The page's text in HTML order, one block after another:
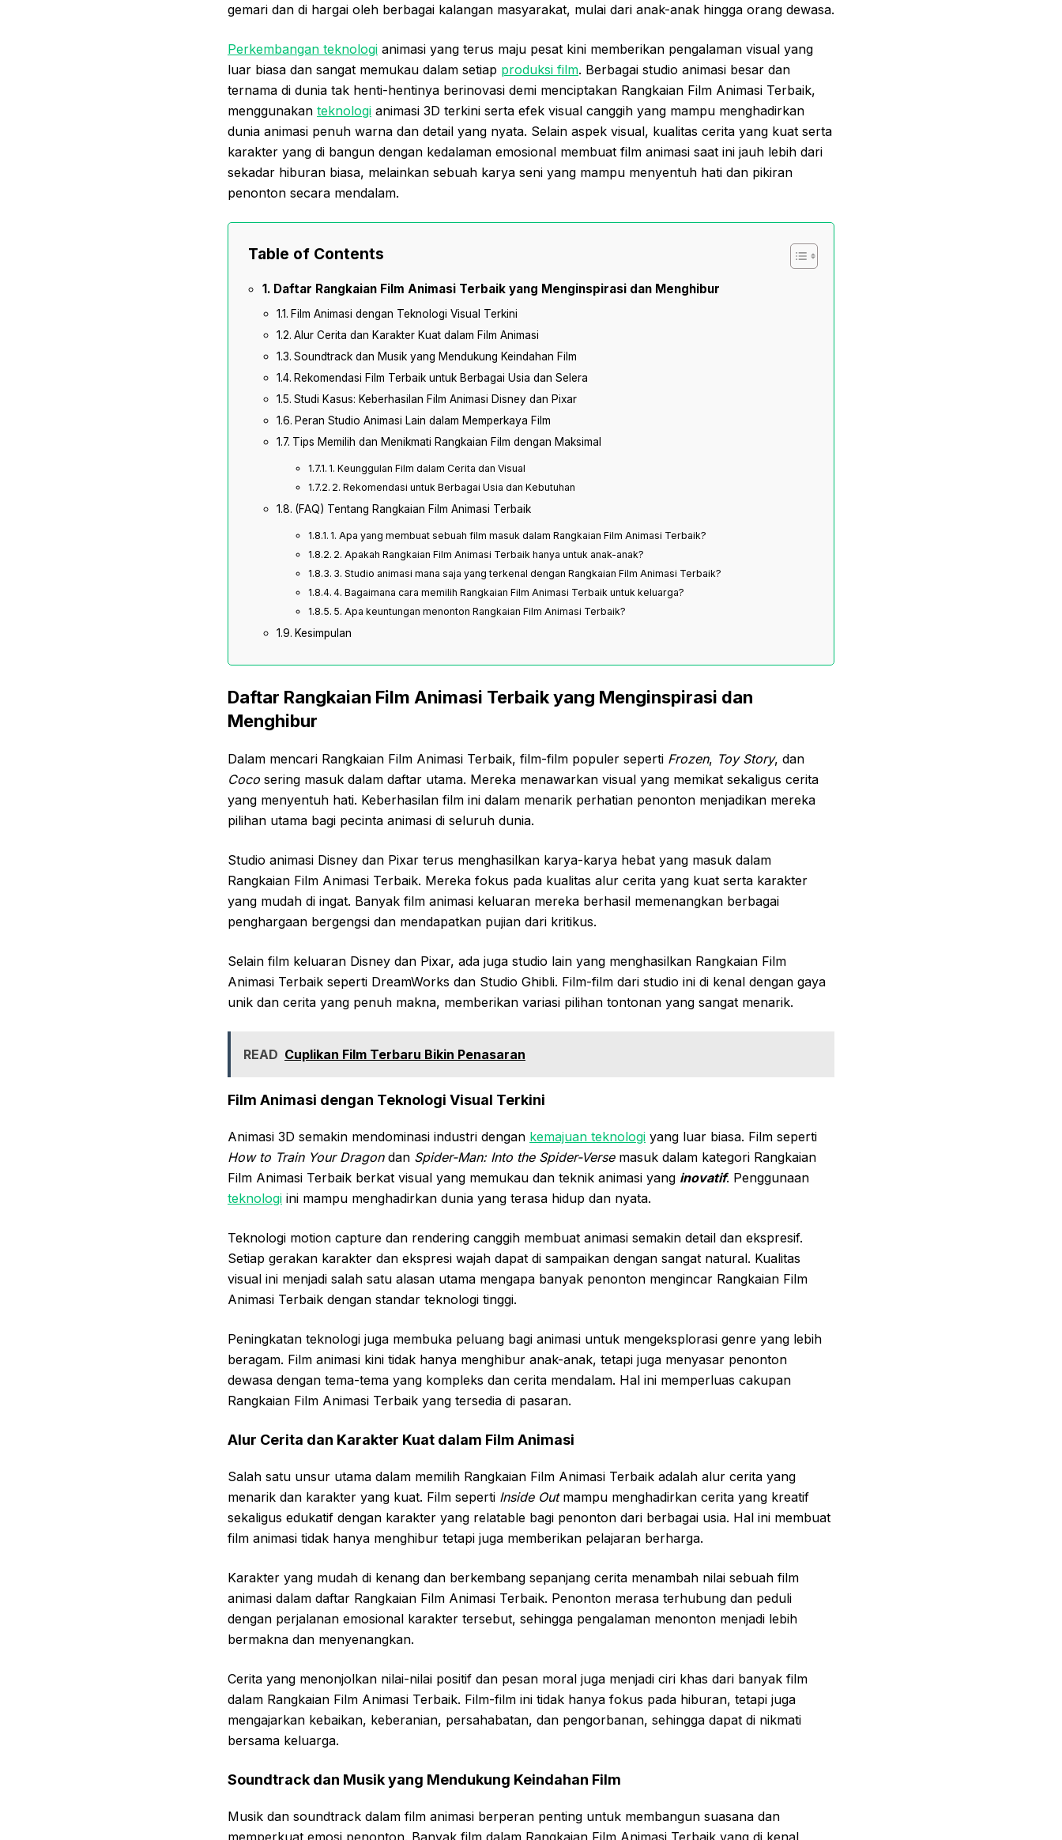
gemari dan di hargai oleh berbagai kalangan masyarakat, mulai dari anak-anak hingga orang dewasa.
Perkembangan teknologi animasi yang terus maju pesat kini memberikan pengalaman visual yang
luar biasa dan sangat memukau dalam setiap produksi film. Berbagai studio animasi besar dan
ternama di dunia tak henti-hentinya berinovasi demi menciptakan Rangkaian Film Animasi Terbaik,
menggunakan teknologi animasi 3D terkini serta efek visual canggih yang mampu menghadirkan
dunia animasi penuh warna dan detail yang nyata. Selain aspek visual, kualitas cerita yang kuat serta
karakter yang di bangun dengan kedalaman emosional membuat film animasi saat ini jauh lebih dari
sekadar hiburan biasa, melainkan sebuah karya seni yang mampu menyentuh hati dan pikiran
penonton secara mendalam.
Table of Contents
Daftar Rangkaian Film Animasi Terbaik yang Menginspirasi dan Menghibur
Film Animasi dengan Teknologi Visual Terkini
Alur Cerita dan Karakter Kuat dalam Film Animasi
Soundtrack dan Musik yang Mendukung Keindahan Film
Rekomendasi Film Terbaik untuk Berbagai Usia dan Selera
Studi Kasus: Keberhasilan Film Animasi Disney dan Pixar
Peran Studio Animasi Lain dalam Memperkaya Film
Tips Memilih dan Menikmati Rangkaian Film dengan Maksimal
1. Keunggulan Film dalam Cerita dan Visual
2. Rekomendasi untuk Berbagai Usia dan Kebutuhan
(FAQ) Tentang Rangkaian Film Animasi Terbaik
1. Apa yang membuat sebuah film masuk dalam Rangkaian Film Animasi Terbaik?
2. Apakah Rangkaian Film Animasi Terbaik hanya untuk anak-anak?
3. Studio animasi mana saja yang terkenal dengan Rangkaian Film Animasi Terbaik?
4. Bagaimana cara memilih Rangkaian Film Animasi Terbaik untuk keluarga?
5. Apa keuntungan menonton Rangkaian Film Animasi Terbaik?
Kesimpulan
Daftar Rangkaian Film Animasi Terbaik yang Menginspirasi dan
Menghibur
Dalam mencari Rangkaian Film Animasi Terbaik, film-film populer seperti Frozen, Toy Story, dan
Coco sering masuk dalam daftar utama. Mereka menawarkan visual yang memikat sekaligus cerita
yang menyentuh hati. Keberhasilan film ini dalam menarik perhatian penonton menjadikan mereka
pilihan utama bagi pecinta animasi di seluruh dunia.
Studio animasi Disney dan Pixar terus menghasilkan karya-karya hebat yang masuk dalam
Rangkaian Film Animasi Terbaik. Mereka fokus pada kualitas alur cerita yang kuat serta karakter
yang mudah di ingat. Banyak film animasi keluaran mereka berhasil memenangkan berbagai
penghargaan bergengsi dan mendapatkan pujian dari kritikus.
Selain film keluaran Disney dan Pixar, ada juga studio lain yang menghasilkan Rangkaian Film
Animasi Terbaik seperti DreamWorks dan Studio Ghibli. Film-film dari studio ini di kenal dengan gaya
unik dan cerita yang penuh makna, memberikan variasi pilihan tontonan yang sangat menarik.
READ Cuplikan Film Terbaru Bikin Penasaran
Film Animasi dengan Teknologi Visual Terkini
Animasi 3D semakin mendominasi industri dengan kemajuan teknologi yang luar biasa. Film seperti
How to Train Your Dragondan Spider-Man: Into the Spider-Versemasuk dalam kategori Rangkaian
Film Animasi Terbaik berkat visual yang memukau dan teknik animasi yang inovatif. Penggunaan
teknologi ini mampu menghadirkan dunia yang terasa hidup dan nyata.
Teknologi motion capture dan rendering canggih membuat animasi semakin detail dan ekspresif.
Setiap gerakan karakter dan ekspresi wajah dapat di sampaikan dengan sangat natural. Kualitas
visual ini menjadi salah satu alasan utama mengapa banyak penonton mengincar Rangkaian Film
Animasi Terbaik dengan standar teknologi tinggi.
Peningkatan teknologi juga membuka peluang bagi animasi untuk mengeksplorasi genre yang lebih
beragam. Film animasi kini tidak hanya menghibur anak-anak, tetapi juga menyasar penonton
dewasa dengan tema-tema yang kompleks dan cerita mendalam. Hal ini memperluas cakupan
Rangkaian Film Animasi Terbaik yang tersedia di pasaran.
Alur Cerita dan Karakter Kuat dalam Film Animasi
Salah satu unsur utama dalam memilih Rangkaian Film Animasi Terbaik adalah alur cerita yang
menarik dan karakter yang kuat. Film seperti Inside Outmampu menghadirkan cerita yang kreatif
sekaligus edukatif dengan karakter yang relatable bagi penonton dari berbagai usia. Hal ini membuat
film animasi tidak hanya menghibur tetapi juga memberikan pelajaran berharga.
Karakter yang mudah di kenang dan berkembang sepanjang cerita menambah nilai sebuah film
animasi dalam daftar Rangkaian Film Animasi Terbaik. Penonton merasa terhubung dan peduli
dengan perjalanan emosional karakter tersebut, sehingga pengalaman menonton menjadi lebih
bermakna dan menyenangkan.
Cerita yang menonjolkan nilai-nilai positif dan pesan moral juga menjadi ciri khas dari banyak film
dalam Rangkaian Film Animasi Terbaik. Film-film ini tidak hanya fokus pada hiburan, tetapi juga
mengajarkan kebaikan, keberanian, persahabatan, dan pengorbanan, sehingga dapat di nikmati
bersama keluarga.
Soundtrack dan Musik yang Mendukung Keindahan Film
Musik dan soundtrack dalam film animasi berperan penting untuk membangun suasana dan
memperkuat emosi penonton. Banyak film dalam Rangkaian Film Animasi Terbaik yang di kenal